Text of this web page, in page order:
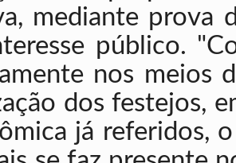
mediante prova
público.
nos meios
dos festejos,
já referidos,